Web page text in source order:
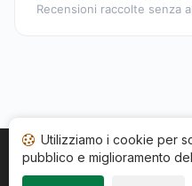
Recensioni raccolte senza
Home Stato recensioni
Utilizziamo i cookie per
pubblico e miglioramento